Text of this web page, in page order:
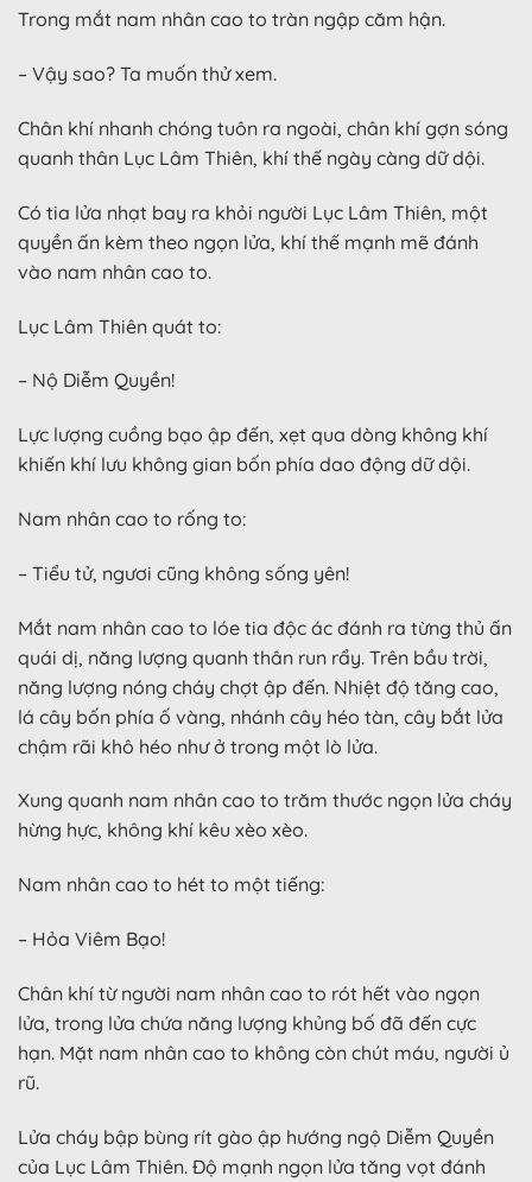
Trong mắt nam nhân cao to tràn ngập căm hận.
– Vậy sao? Ta muốn thử xem.
Chân khí nhanh chóng tuôn ra ngoài, chân khí gợn sóng
quanh thân Lục Lâm Thiên, khí thế ngày càng dữ dội.
Có tia lửa nhạt bay ra khỏi người Lục Lâm Thiên, một
quyền ấn kèm theo ngọn lửa, khí thế mạnh mẽ đánh
vào nam nhân cao to.
Lục Lâm Thiên quát to:
– Nộ Diễm Quyền!
Lực lượng cuồng bạo ập đến, xẹt qua dòng không khí
khiến khí lưu không gian bốn phía dao động dữ dội.
Nam nhân cao to rống to:
– Tiểu tử, ngươi cũng không sống yên!
Mắt nam nhân cao to lóe tia độc ác đánh ra từng thủ ấn
quái dị, năng lượng quanh thân run rẩy. Trên bầu trời,
năng lượng nóng cháy chợt ập đến. Nhiệt độ tăng cao,
lá cây bốn phía ố vàng, nhánh cây héo tàn, cây bắt lửa
chậm rãi khô héo như ở trong một lò lửa.
Xung quanh nam nhân cao to trăm thước ngọn lửa cháy
hừng hực, không khí kêu xèo xèo.
Nam nhân cao to hét to một tiếng:
– Hỏa Viêm Bạo!
Chân khí từ người nam nhân cao to rót hết vào ngọn
lửa, trong lửa chứa năng lượng khủng bố đã đến cực
hạn. Mặt nam nhân cao to không còn chút máu, người ủ
rũ.
Lửa cháy bập bùng rít gào ập hướng ngộ Diễm Quyền
của Lục Lâm Thiên. Độ mạnh ngọn lửa tăng vọt đánh